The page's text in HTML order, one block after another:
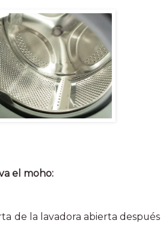
el moho:
de la lavadora abierta después